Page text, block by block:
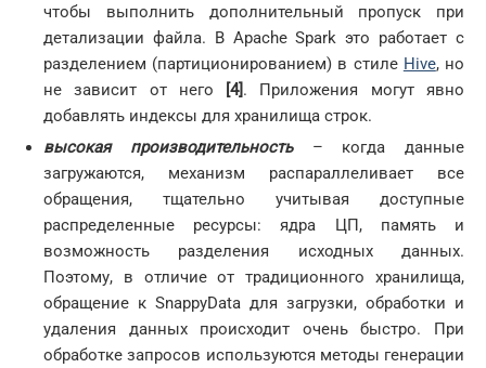
чтобы выполнить дополнительный пропуск при
детализации файла. В Apache Spark это работает с
разделением (партиционированием) в стиле Hive, но
не зависит от него
[4] . Приложения могут явно
добавлять индексы для хранилища строк.
высокая производительность– когда данные
загружаются, механизм распараллеливает все
обращения, тщательно учитывая доступные
распределенные ресурсы: ядра ЦП, память и
возможность разделения исходных данных.
Поэтому, в отличие от традиционного хранилища,
обращение к SnappyData для загрузки, обработки и
удаления данных происходит очень быстро. При
обработке запросов используются методы генерации